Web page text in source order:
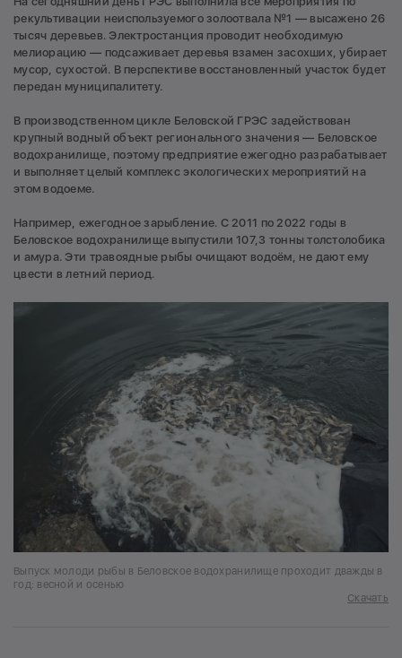
рекультивации неиспользуемого золоотвала №1 — высажено 26
тысяч деревьев. Электростанция проводит необходимую
мелиорацию — подсаживает деревья взамен засохших, убирает
мусор, сухостой. В перспективе восстановленный участок будет
передан муниципалитету.
В производственном цикле Беловской ГРЭС задействован
крупный водный объект регионального значения — Беловское
водохранилище, поэтому предприятие ежегодно разрабатывает
и выполняет целый комплекс экологических мероприятий на
этом водоеме.
Например, ежегодное зарыбление. С 2011 по 2022 годы в
Беловское водохранилище выпустили 107,3 тонны толстолобика
и амура. Эти травоядные рыбы очищают водоём, не дают ему
цвести в летний период.
Выпуск молоди рыбы в Беловское водохранилище проходит дважды в
год: весной и осенью
Скачать